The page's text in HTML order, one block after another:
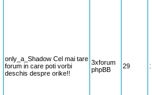
only_a_Shadow Cel mai tare
forum in care poti vorbi
deschis despre orike!!
3xforum
phpBB
29